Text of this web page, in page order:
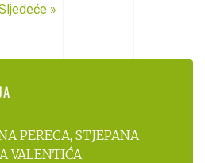
»
PERECA, STJEPANA
VALENTIĆA